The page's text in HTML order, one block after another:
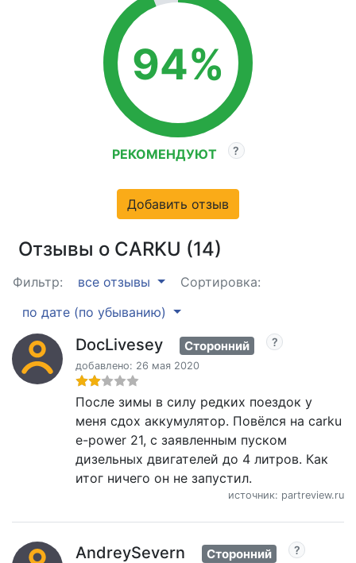
94%
РЕКОМЕНДУЮТ
Добавить отзыв
Отзывы о CARKU (14)
Фильтр: все отзывы
Сортировка:
по дате (по убыванию)
DocLivesey Сторонний
добавлено: 26 мая 2020
После зимы в силу редких поездок у
меня сдох аккумулятор. Повёлся на carku
e-power 21, с заявленным пуском
дизельных двигателей до 4 литров. Как
итог ничего он не запустил.
источник: partreview.ru
AndreySevern Сторонний